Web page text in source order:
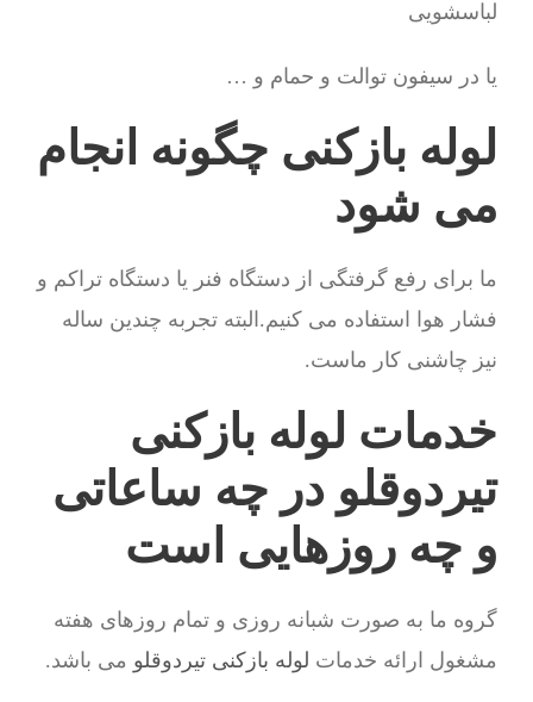
لباسشویی
یا در سیفون توالت و حمام و …
لوله بازکنی چگونه انجام
می شود
ما برای رفع گرفتگی از دستگاه فنر یا دستگاه تراکم و
فشار هوا استفاده می کنیم.البته تجربه چندین ساله
نیز چاشنی کار ماست.
خدمات لوله بازکنی
تیردوقلو در چه ساعاتی
و چه روزهایی است
گروه ما به صورت شبانه روزی و تمام روزهای هفته
مشغول ارائه خدمات لوله بازکنی تیردوقلو می باشد.